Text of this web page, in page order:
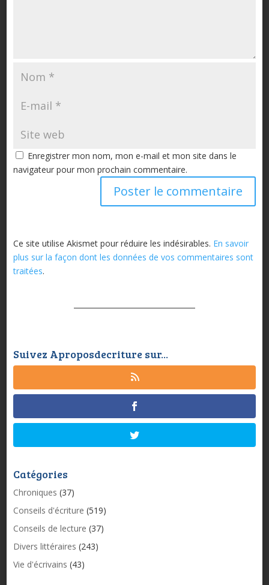
Enregistrer mon nom, mon e-mail et mon site dans le
navigateur pour mon prochain commentaire.
Ce site utilise Akismet pour réduire les indésirables. En savoir
plus sur la façon dont les données de vos commentaires sont
traitées.
Suivez Aproposdecriture sur...
Catégories
Chroniques (37)
Conseils d'écriture (519)
Conseils de lecture (37)
Divers littéraires (243)
Vie d'écrivains (43)